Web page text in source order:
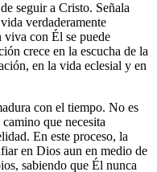
seguir a Cristo. Señala
verdaderamente
viva con Él se puede
crece en la escucha de la
en la vida eclesial y en
con el tiempo. No es
que necesita
En este proceso, la
en Dios aun en medio de
sabiendo que Él nunca